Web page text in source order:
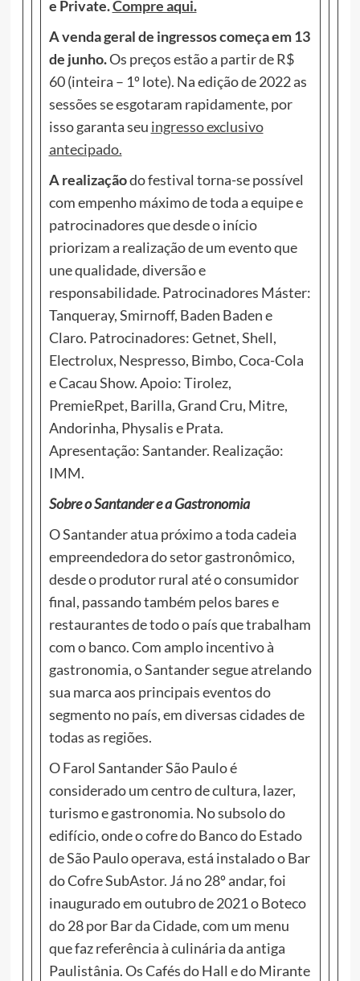
e Private.Compre aqui.
A venda geral de ingressos começa em 13
de junho.Os preços estão a partir de R$
60 (inteira – 1º lote). Na edição de 2022 as
sessões se esgotaram rapidamente, por
isso garanta seu ingresso exclusivo
antecipado.
A realizaçãodo festival torna-se possível
com empenho máximo de toda a equipe e
patrocinadores que desde o início
priorizam a realização de um evento que
une qualidade, diversão e
responsabilidade. Patrocinadores Máster:
Tanqueray, Smirnoff, Baden Baden e
Claro. Patrocinadores: Getnet, Shell,
Electrolux, Nespresso, Bimbo, Coca-Cola
e Cacau Show. Apoio: Tirolez,
PremieRpet, Barilla, Grand Cru, Mitre,
Andorinha, Physalis e Prata.
Apresentação: Santander. Realização:
IMM.
Sobre o Santander e a Gastronomia
O Santander atua próximo a toda cadeia
empreendedora do setor gastronômico,
desde o produtor rural até o consumidor
final, passando também pelos bares e
restaurantes de todo o país que trabalham
com o banco. Com amplo incentivo à
gastronomia, o Santander segue atrelando
sua marca aos principais eventos do
segmento no país, em diversas cidades de
todas as regiões.
O Farol Santander São Paulo é
considerado um centro de cultura, lazer,
turismo e gastronomia. No subsolo do
edifício, onde o cofre do Banco do Estado
de São Paulo operava, está instalado o Bar
do Cofre SubAstor. Já no 28º andar, foi
inaugurado em outubro de 2021 o Boteco
do 28 por Bar da Cidade, com um menu
que faz referência à culinária da antiga
Paulistânia. Os Cafés do Hall e do Mirante